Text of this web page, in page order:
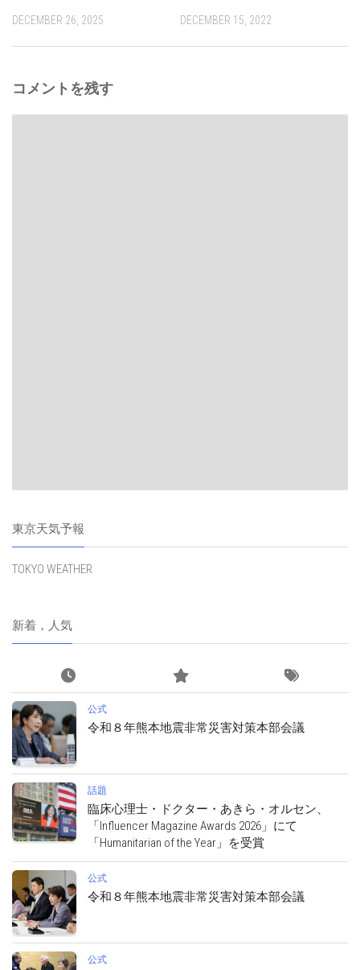
DECEMBER 26, 2025 DECEMBER 15, 2022
コメントを残す
東京天気予報
TOKYO WEATHER
新着，人気
公式
令和８年熊本地震非常災害対策本部会議
話題
臨床心理士・ドクター・あきら・オルセン、
「Influencer Magazine Awards 2026」にて
「Humanitarian of the Year」を受賞
公式
令和８年熊本地震非常災害対策本部会議
公式